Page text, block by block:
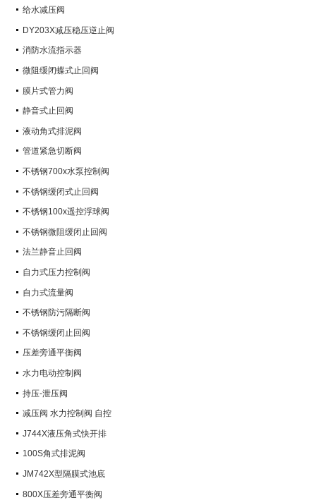
给水减压阀
DY203X减压稳压逆止阀
消防水流指示器
微阻缓闭蝶式止回阀
膜片式管力阀
静音式止回阀
液动角式排泥阀
管道紧急切断阀
不锈钢700x水泵控制阀
不锈钢缓闭式止回阀
不锈钢100x遥控浮球阀
不锈钢微阻缓闭止回阀
法兰静音止回阀
自力式压力控制阀
自力式流量阀
不锈钢防污隔断阀
不锈钢缓闭止回阀
压差旁通平衡阀
水力电动控制阀
持压-泄压阀
减压阀 水力控制阀 自控
J744X液压角式快开排
100S角式排泥阀
JM742X型隔膜式池底
800X压差旁通平衡阀